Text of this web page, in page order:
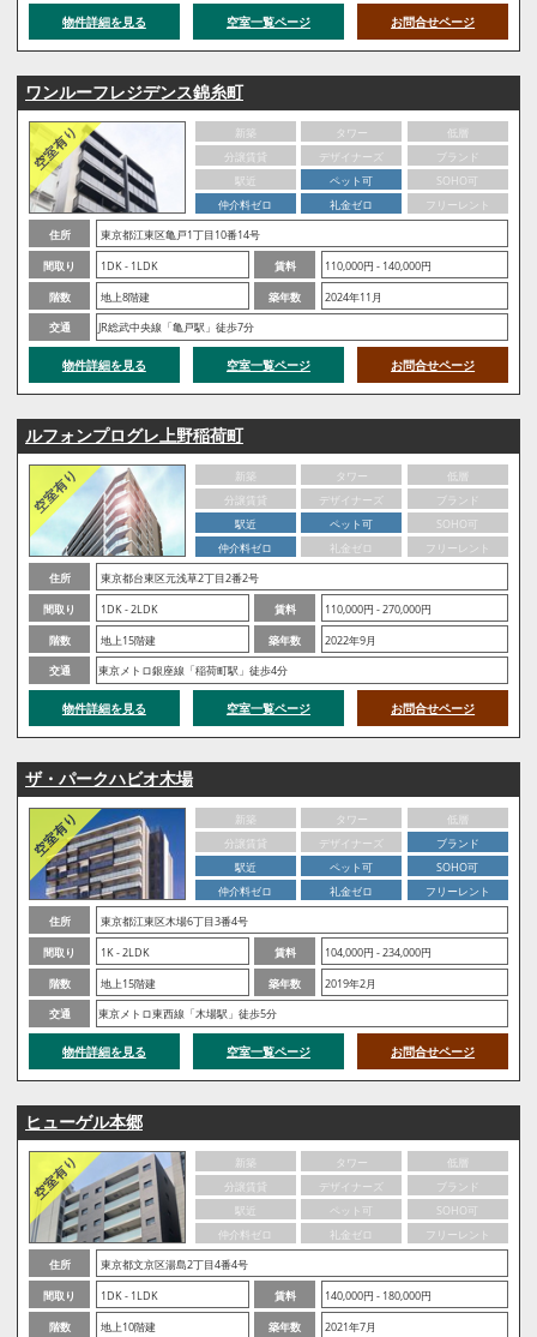
物件詳細を見る 空室一覧ページ お問合せページ
ワンルーフレジデンス錦糸町
新築 タワー
低層
分譲賃貸
デザイナーズ
ブランド
駅近
ペット可
SOHO可
仲介料ゼロ
礼金ゼロ
フリーレント
住所
東京都江東区亀戸1丁目10番14号
間取り
1DK - 1LDK 賃料
110,000円 - 140,000円
階数
地上8階建 築年数
2024年11月
交通
JR総武中央線「亀戸駅」徒歩7分
物件詳細を見る 空室一覧ページ お問合せページ
ルフォンプログレ上野稲荷町
新築 タワー
低層
分譲賃貸
デザイナーズ
ブランド
駅近
ペット可
SOHO可
仲介料ゼロ
礼金ゼロ
フリーレント
住所
東京都台東区元浅草2丁目2番2号
間取り
1DK - 2LDK 賃料
110,000円 - 270,000円
階数
地上15階建 築年数
2022年9月
交通
東京メトロ銀座線「稲荷町駅」徒歩4分
物件詳細を見る 空室一覧ページ お問合せページ
ザ・パークハビオ木場
新築 タワー
低層
分譲賃貸
デザイナーズ
ブランド
駅近
ペット可
SOHO可
仲介料ゼロ
礼金ゼロ
フリーレント
住所
東京都江東区木場6丁目3番4号
間取り
1K - 2LDK 賃料
104,000円 - 234,000円
階数
地上15階建 築年数
2019年2月
交通
東京メトロ東西線「木場駅」徒歩5分
物件詳細を見る 空室一覧ページ お問合せページ
ヒューゲル本郷
新築 タワー
低層
分譲賃貸
デザイナーズ
ブランド
駅近
ペット可
SOHO可
仲介料ゼロ
礼金ゼロ
フリーレント
住所
東京都文京区湯島2丁目4番4号
間取り
1DK - 1LDK 賃料
140,000円 - 180,000円
階数
地上10階建 築年数
2021年7月